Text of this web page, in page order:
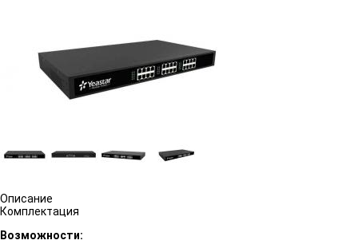
Описание
Комплектация
Возможности: